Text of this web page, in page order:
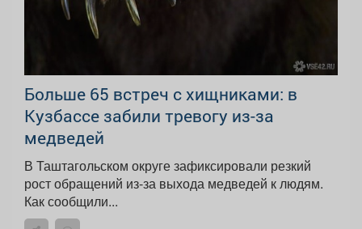
Больше 65 встреч с хищниками: в
Кузбассе забили тревогу из-за
медведей
В Таштагольском округе зафиксировали резкий
рост обращений из-за выхода медведей к людям.
Как сообщили...